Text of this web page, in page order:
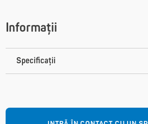
Informații
Specificații